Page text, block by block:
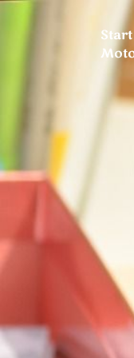
Start